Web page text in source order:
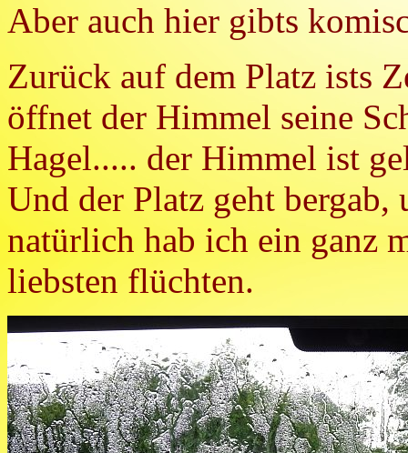
Aber auch hier gibts
Zurück auf dem Platz ists
öffnet der Himmel seine
Hagel..... der Himmel ist
Und der Platz geht
natürlich hab ich ein ganz
liebsten flüchten.